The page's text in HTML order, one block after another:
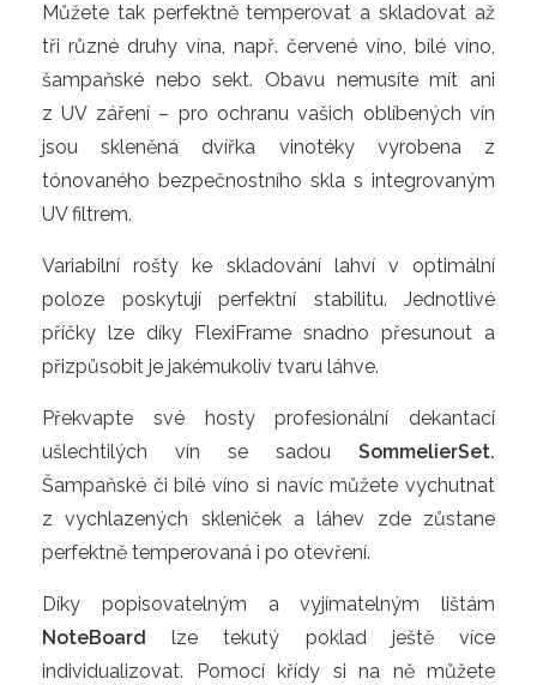
Můžete tak perfektně temperovat a skladovat až
tři různé druhy vína, např. červené víno, bílé víno,
šampaňské nebo sekt. Obavu nemusíte mít ani
z UV záření – pro ochranu vašich oblíbených vín
jsou skleněná dvířka vinotéky vyrobena z
tónovaného bezpečnostního skla s integrovaným
UV filtrem.
Variabilní rošty ke skladování lahví v optimální
poloze poskytují perfektní stabilitu. Jednotlivé
příčky lze díky FlexiFrame snadno přesunout a
přizpůsobit je jakémukoliv tvaru láhve.
Překvapte své hosty profesionální dekantací
ušlechtilých vín se sadou SommelierSet.
Šampaňské či bílé víno si navíc můžete vychutnat
z vychlazených skleniček a láhev zde zůstane
perfektně temperovaná i po otevření.
Díky popisovatelným a vyjímatelným lištám
NoteBoardlze tekutý poklad ještě více
individualizovat. Pomocí křídy si na ně můžete